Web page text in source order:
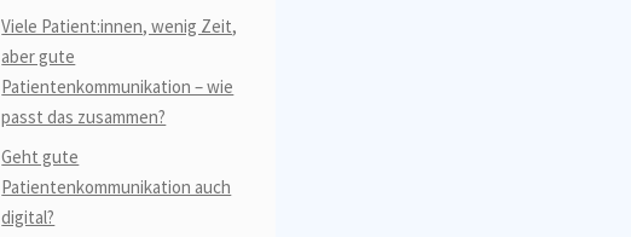
Viele Patient:innen, wenig Zeit,
aber gute
Patientenkommunikation – wie
passt das zusammen?
Geht gute
Patientenkommunikation auch
digital?